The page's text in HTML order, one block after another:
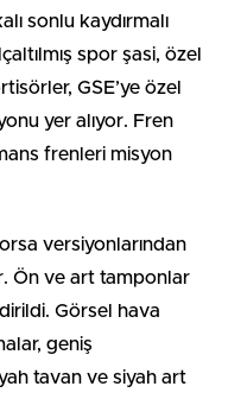
sonlu kaydırmalı
spor şasi, özel
GSE’ye özel
yer alıyor. Fren
frenleri misyon
versiyonlarından
Ön ve art tamponlar
Görsel hava
geniş
tavan ve siyah art